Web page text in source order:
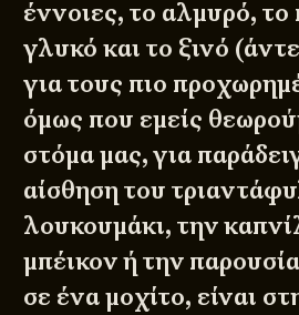
έννοιες, το αλμυρό, το
γλυκό και το ξινό
για τους πιο
όμως που εμείς
στόμα μας, για
αίσθηση του
λουκουμάκι, την
μπέικον ή την
σε ένα μοχίτο, είναι